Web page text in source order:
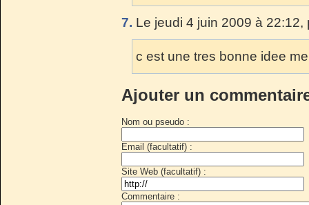
7. Le jeudi 4 juin 2009 à
c est une tres bonne idee
Ajouter un
Nom ou pseudo :
Email (facultatif) :
Site Web (facultatif) :
Commentaire :